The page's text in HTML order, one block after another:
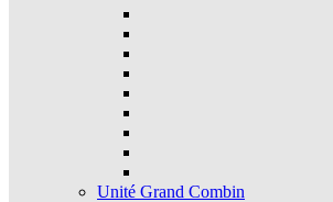
Unité Grand Combin